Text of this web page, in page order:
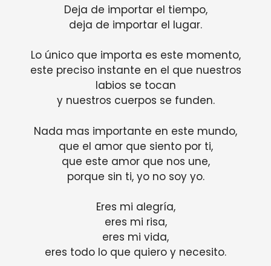
Deja de importar el tiempo,
deja de importar el lugar.
Lo único que importa es este momento,
este preciso instante en el que nuestros
labios se tocan
y nuestros cuerpos se funden.
Nada mas importante en este mundo,
que el amor que siento por ti,
que este amor que nos une,
porque sin ti, yo no soy yo.
Eres mi alegría,
eres mi risa,
eres mi vida,
eres todo lo que quiero y necesito.